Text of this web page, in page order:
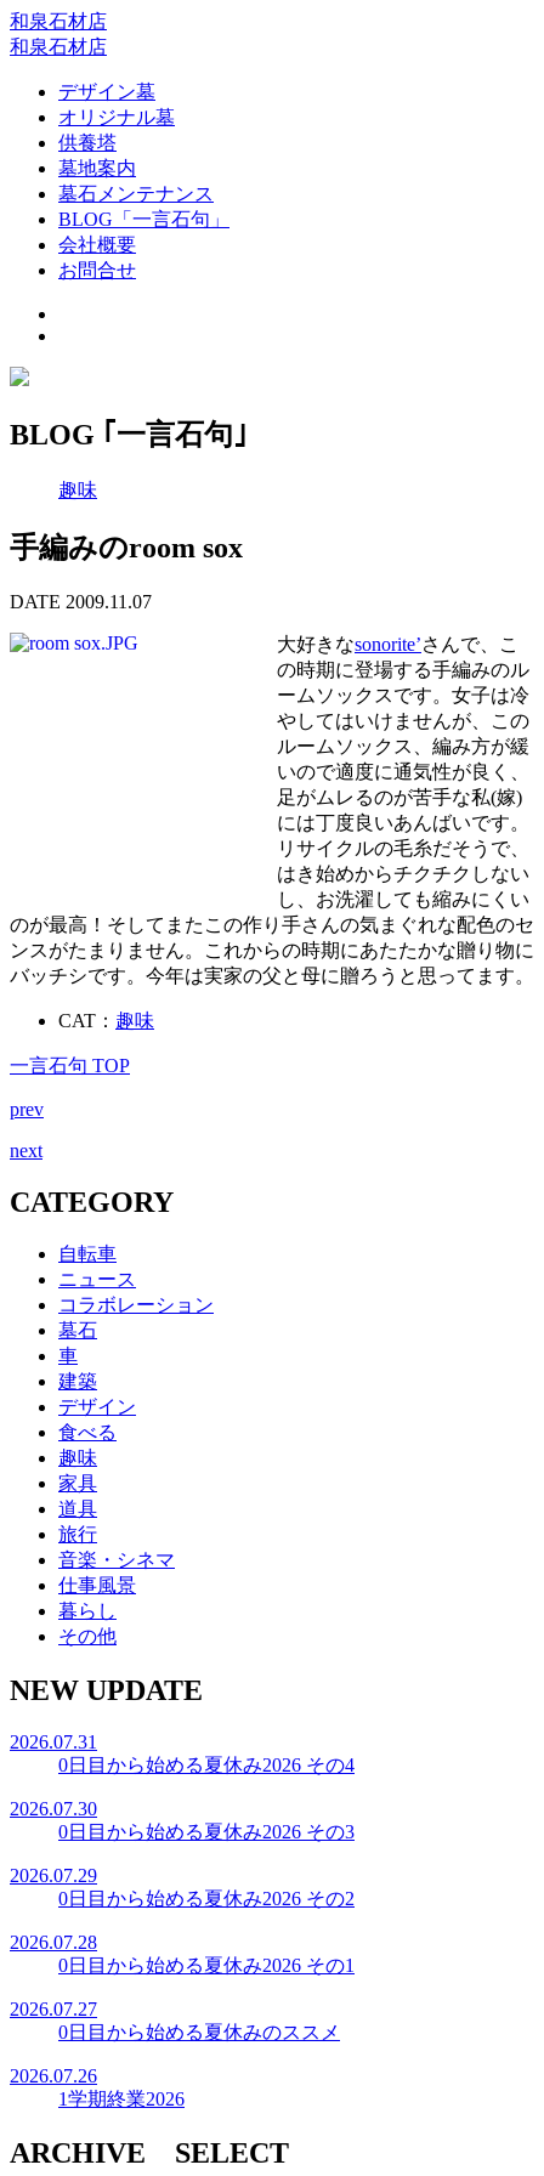
和泉石材店
和泉石材店
デザイン墓
オリジナル墓
供養塔
墓地案内
墓石メンテナンス
BLOG「一言石句」
会社概要
お問合せ
BLOG ｢一言石句｣
趣味
手編みのroom sox
DATE 2009.11.07
大好きなsonorite’さんで、こ
の時期に登場する手編みのル
ームソックスです。女子は冷
やしてはいけませんが、この
ルームソックス、編み方が緩
いので適度に通気性が良く、
足がムレるのが苦手な私(嫁)
には丁度良いあんばいです。
リサイクルの毛糸だそうで、
はき始めからチクチクしない
し、お洗濯しても縮みにくい
のが最高！そしてまたこの作り手さんの気まぐれな配色のセ
ンスがたまりません。これからの時期にあたたかな贈り物に
バッチシです。今年は実家の父と母に贈ろうと思ってます。
CAT： 趣味
一言石句 TOP
prev
next
CATEGORY
自転車
ニュース
コラボレーション
墓石
車
建築
デザイン
食べる
趣味
家具
道具
旅行
音楽・シネマ
仕事風景
暮らし
その他
NEW UPDATE
2026.07.31
0日目から始める夏休み2026 その4
2026.07.30
0日目から始める夏休み2026 その3
2026.07.29
0日目から始める夏休み2026 その2
2026.07.28
0日目から始める夏休み2026 その1
2026.07.27
0日目から始める夏休みのススメ
2026.07.26
1学期終業2026
ARCHIVE SELECT